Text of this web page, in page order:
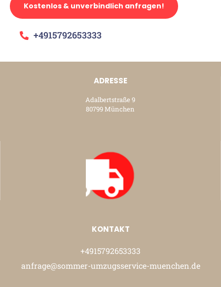
Kostenlos & unverbindlich anfragen!
+4915792653333
ADRESSE
Adalbertstraße 9
80799 München
KONTAKT
+4915792653333
anfrage@sommer-umzugsservice-muenchen.de